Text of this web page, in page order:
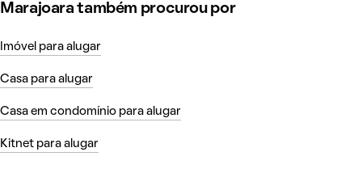
Marajoara também procurou por
Imóvel para alugar
Casa para alugar
Casa em condomínio para alugar
Kitnet para alugar